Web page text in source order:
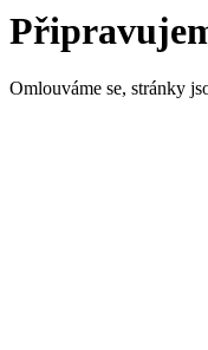
Omlouváme se, stránky